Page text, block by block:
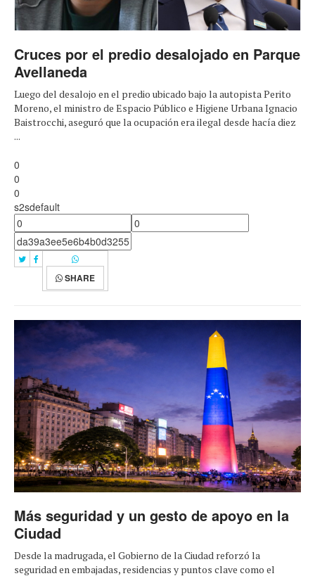
Cruces por el predio desalojado en Parque
Avellaneda
Luego del desalojo en el predio ubicado bajo la autopista Perito
Moreno, el ministro de Espacio Público e Higiene Urbana Ignacio
Baistrocchi, aseguró que la ocupación era ilegal desde hacía diez
...
0
0
0
s2sdefault
SHARE
Más seguridad y un gesto de apoyo en la
Ciudad
Desde la madrugada, el Gobierno de la Ciudad reforzó la
seguridad en embajadas, residencias y puntos clave como el